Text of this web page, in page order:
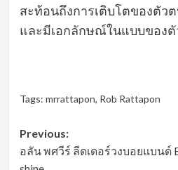
สะท้อนถึงการเติบโตของตัวต
และมีเอกลักษณ์ในแบบของตั
Tags: mrrattapon, Rob Rattapon
Post
navigation
Previous:
อลัน พศวีร์ ลีดเดอร์วงบอยแบนด์